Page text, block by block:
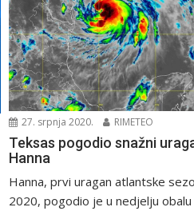
27. srpnja 2020. RIMETEO
Teksas pogodio snažni
Hanna
Hanna, prvi uragan atlantske
2020, pogodio je u nedjelju obalu